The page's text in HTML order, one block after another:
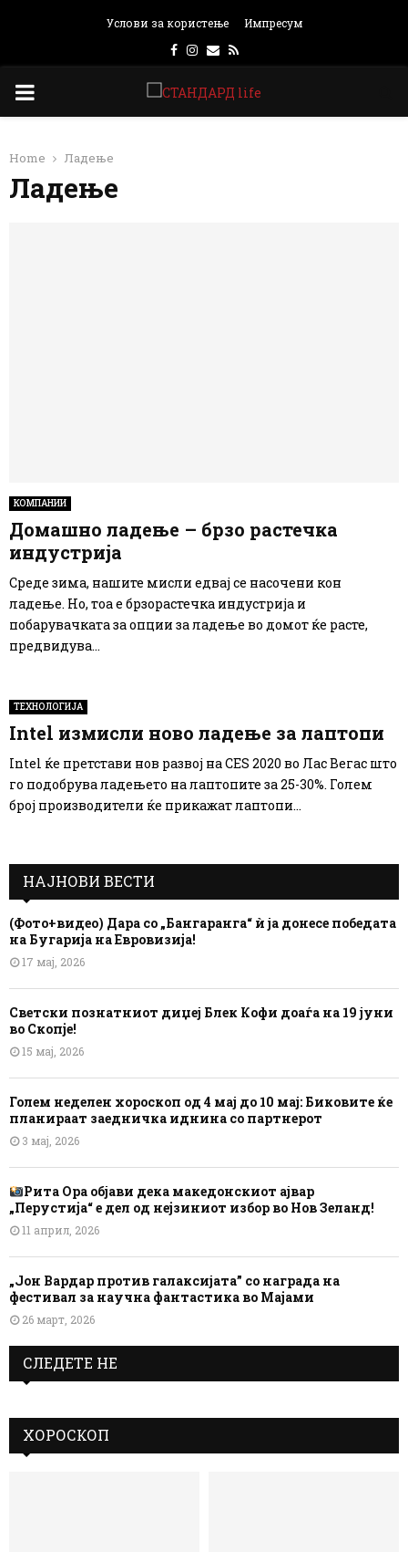
Услови за користење Импресум
Facebook
Instagram
Email
Rss
PRIMARY
Home Ладење
Ладење
КОМПАНИИ
Домашно ладење – брзо растечка
индустрија
Среде зима, нашите мисли едвај се насочени кон
ладење. Но, тоа е брзорастечка индустрија и
побарувачката за опции за ладење во домот ќе расте,
предвидува...
ТЕХНОЛОГИЈА
Intel измисли ново ладење за лаптопи
Intel ќе претстави нов развој на CES 2020 во Лас Вегас што
го подобрува ладењето на лаптопите за 25-30%. Голем
број производители ќе прикажат лаптопи...
НАЈНОВИ ВЕСТИ
(Фото+видео) Дара со „Бангаранга“ ѝ ја донесе победата
на Бугарија на Евровизија!
17 мај, 2026
Светски познатниот диџеј Блек Кофи доаѓа на 19 јуни
во Скопје!
15 мај, 2026
Голем неделен хороскоп од 4 мај до 10 мај: Биковите ќе
планираат заедничка иднина со партнерот
3 мај, 2026
Рита Ора објави дека македонскиот ајвар
„Перустија“ е дел од нејзиниот избор во Нов Зеланд!
11 април, 2026
„Јон Вардар против галаксијата” со награда на
фестивал за научна фантастика во Мајами
26 март, 2026
СЛЕДЕТЕ НЕ
ХОРОСКОП